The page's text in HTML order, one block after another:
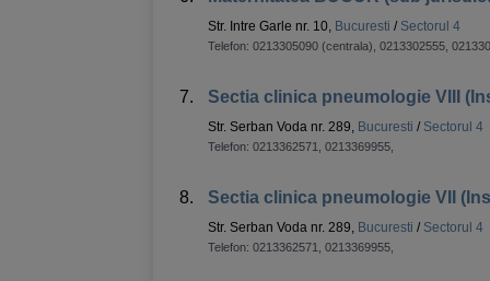
Str. Intre Garle nr. 10, Bucuresti / Sectorul 4
Telefon: 0213305090 (centrala), 0213302555,
7. Sectia clinica pneumologie VIII
Str. Serban Voda nr. 289, Bucuresti / Sectorul 4
Telefon: 0213362571, 0213369955
8. Sectia clinica pneumologie VII
Str. Serban Voda nr. 289, Bucuresti / Sectorul 4
Telefon: 0213362571, 0213369955